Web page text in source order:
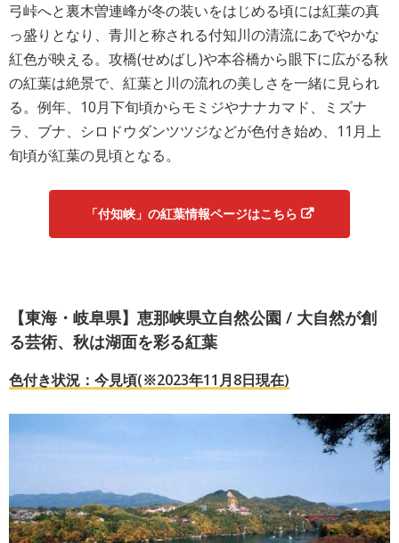
弓峠へと裏木曽連峰が冬の装いをはじめる頃には紅葉の真
っ盛りとなり、青川と称される付知川の清流にあでやかな
紅色が映える。攻橋(せめばし)や本谷橋から眼下に広がる秋
の紅葉は絶景で、紅葉と川の流れの美しさを一緒に見られ
る。例年、10月下旬頃からモミジやナナカマド、ミズナ
ラ、ブナ、シロドウダンツツジなどが色付き始め、11月上
旬頃が紅葉の見頃となる。
「付知峡」の紅葉情報ページはこちら
【東海・岐阜県】恵那峡県立自然公園 / 大自然が創
る芸術、秋は湖面を彩る紅葉
色付き状況：今見頃(※2023年11月8日現在)